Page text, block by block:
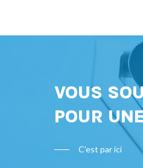
VOUS
POUR
C'est par ici